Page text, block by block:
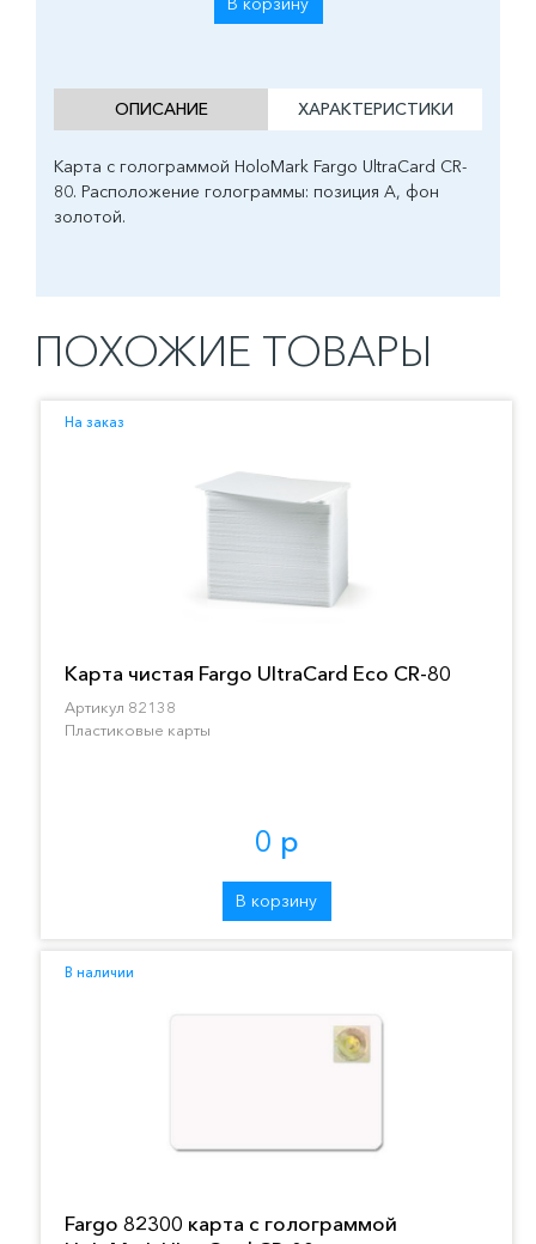
ОПИСАНИЕ ХАРАКТЕРИСТИКИ
Карта с голограммой HoloMark Fargo UltraCard CR-
80. Расположение голограммы: позиция А, фон
золотой.
ПОХОЖИЕ ТОВАРЫ
На заказ
Карта чистая Fargo UltraCard Eco CR-80
Артикул 82138
Пластиковые карты
0 р
В корзину
В наличии
Fargo 82300 карта с голограммой